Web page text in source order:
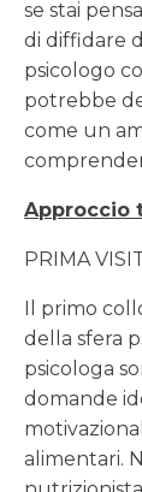
se stai
di diffidare
psicologo
potrebbe
come un
Approccio
PRIMA
Il primo
della sfera
psicologa
domande
alimentari.